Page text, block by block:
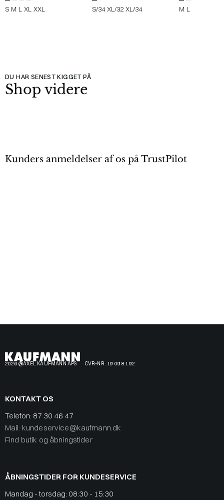
S M L XL XXL S/34 XL/32 XL/34 M L
DU HAR SENEST KIGGET PÅ
Shop videre
Kunders anmeldelser af os på TrustPilot
2026 @AXEL KAUFMANN APS CVR-NR. 19 09 81 92
KONTAKT OS
Telefon: 87 30 46 47
Mail: kundeservice@kaufmann.dk
Find butik og åbningstider
ÅBNINGSTIDER FOR KUNDESERVICE
Mandag - torsdag: 08:30 - 15:30